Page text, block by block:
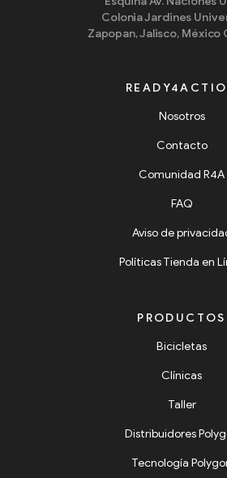
Colonia Jardines
Zapopan, Jalisco, México
Nosotros
Contacto
Comunidad R4A
FAQ
Aviso de
Políticas Tienda en
PRODUCTOS
Bicicletas
Clínicas
Taller
Distribuidores
Tecnología